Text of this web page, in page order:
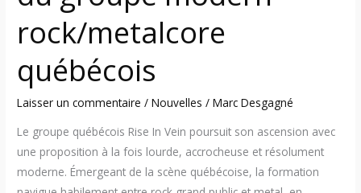
rock/metalcore
québécois
Laisser un commentaire /Nouvelles /Marc Desgagné
Le groupe québécois Rise In Vein poursuit son ascension avec
une proposition à la fois lourde, accrocheuse et résolument
moderne. Émergeant de la scène québécoise, la formation